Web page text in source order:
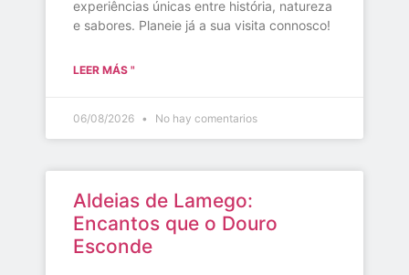
experiências únicas entre história, natureza
e sabores. Planeie já a sua visita connosco!
LEER MÁS "
06/08/2026 No hay comentarios
Aldeias de Lamego:
Encantos que o Douro
Esconde